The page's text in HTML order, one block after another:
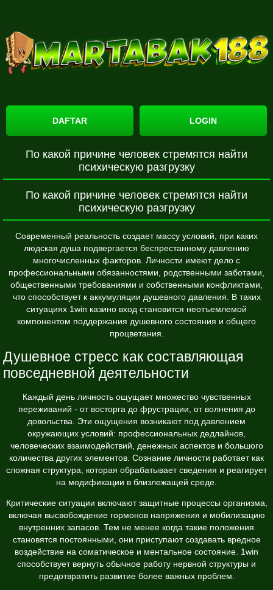
DAFTAR LOGIN
По какой причине человек стремятся найти
психическую разгрузку
По какой причине человек стремятся найти
психическую разгрузку
Современный реальность создает массу условий, при каких
людская душа подвергается беспрестанному давлению
многочисленных факторов. Личности имеют дело с
профессиональными обязанностями, родственными заботами,
общественными требованиями и собственными конфликтами,
что способствует к аккумуляции душевного давления. В таких
ситуациях 1win казино вход становится неотъемлемой
компонентом поддержания душевного состояния и общего
процветания.
Душевное стресс как составляющая
повседневной деятельности
Каждый день личность ощущает множество чувственных
переживаний - от восторга до фрустрации, от волнения до
довольства. Эти ощущения возникают под давлением
окружающих условий: профессиональных дедлайнов,
человеческих взаимодействий, денежных аспектов и большого
количества других элементов. Сознание личности работает как
сложная структура, которая обрабатывает сведения и реагирует
на модификации в близлежащей среде.
Критические ситуации включают защитные процессы организма,
включая высвобождение гормонов напряжения и мобилизацию
внутренних запасов. Тем не менее когда такие положения
становятся постоянными, они приступают создавать вредное
воздействие на соматическое и ментальное состояние. 1win
способствует вернуть обычное работу нервной структуры и
предотвратить развитие более важных проблем.